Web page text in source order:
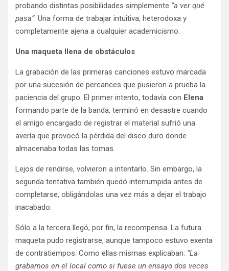
probando distintas posibilidades simplemente “a ver qué
pasa”. Una forma de trabajar intuitiva, heterodoxa y
completamente ajena a cualquier academicismo.
Una maqueta llena de obstáculos
La grabación de las primeras canciones estuvo marcada
por una sucesión de percances que pusieron a prueba la
paciencia del grupo. El primer intento, todavía con Elena
formando parte de la banda, terminó en desastre cuando
el amigo encargado de registrar el material sufrió una
avería que provocó la pérdida del disco duro donde
almacenaba todas las tomas.
Lejos de rendirse, volvieron a intentarlo. Sin embargo, la
segunda tentativa también quedó interrumpida antes de
completarse, obligándolas una vez más a dejar el trabajo
inacabado.
Sólo a la tercera llegó, por fin, la recompensa. La futura
maqueta pudo registrarse, aunque tampoco estuvo exenta
de contratiempos. Como ellas mismas explicaban: “La
grabamos en el local como si fuese un ensayo dos veces